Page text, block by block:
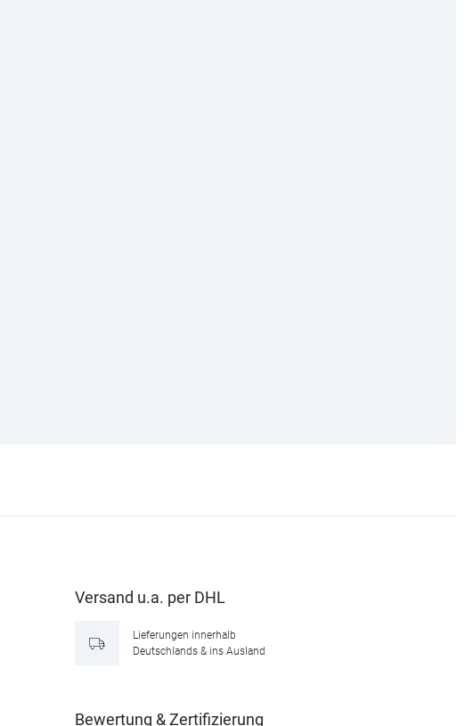
Versand u.a. per DHL
Lieferungen innerhalb
Deutschlands & ins Ausland
Bewertung & Zertifizierung